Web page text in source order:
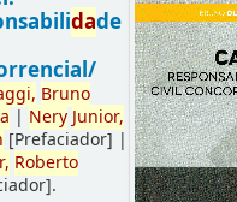
dade
Bruno
| Nery Junior,
[Prefaciador] |
Roberto
.